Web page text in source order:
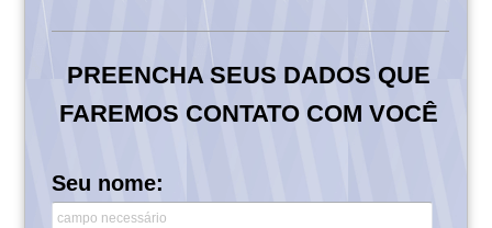
PREENCHA SEUS DADOS QUE
FAREMOS CONTATO COM VOCÊ
Seu nome: